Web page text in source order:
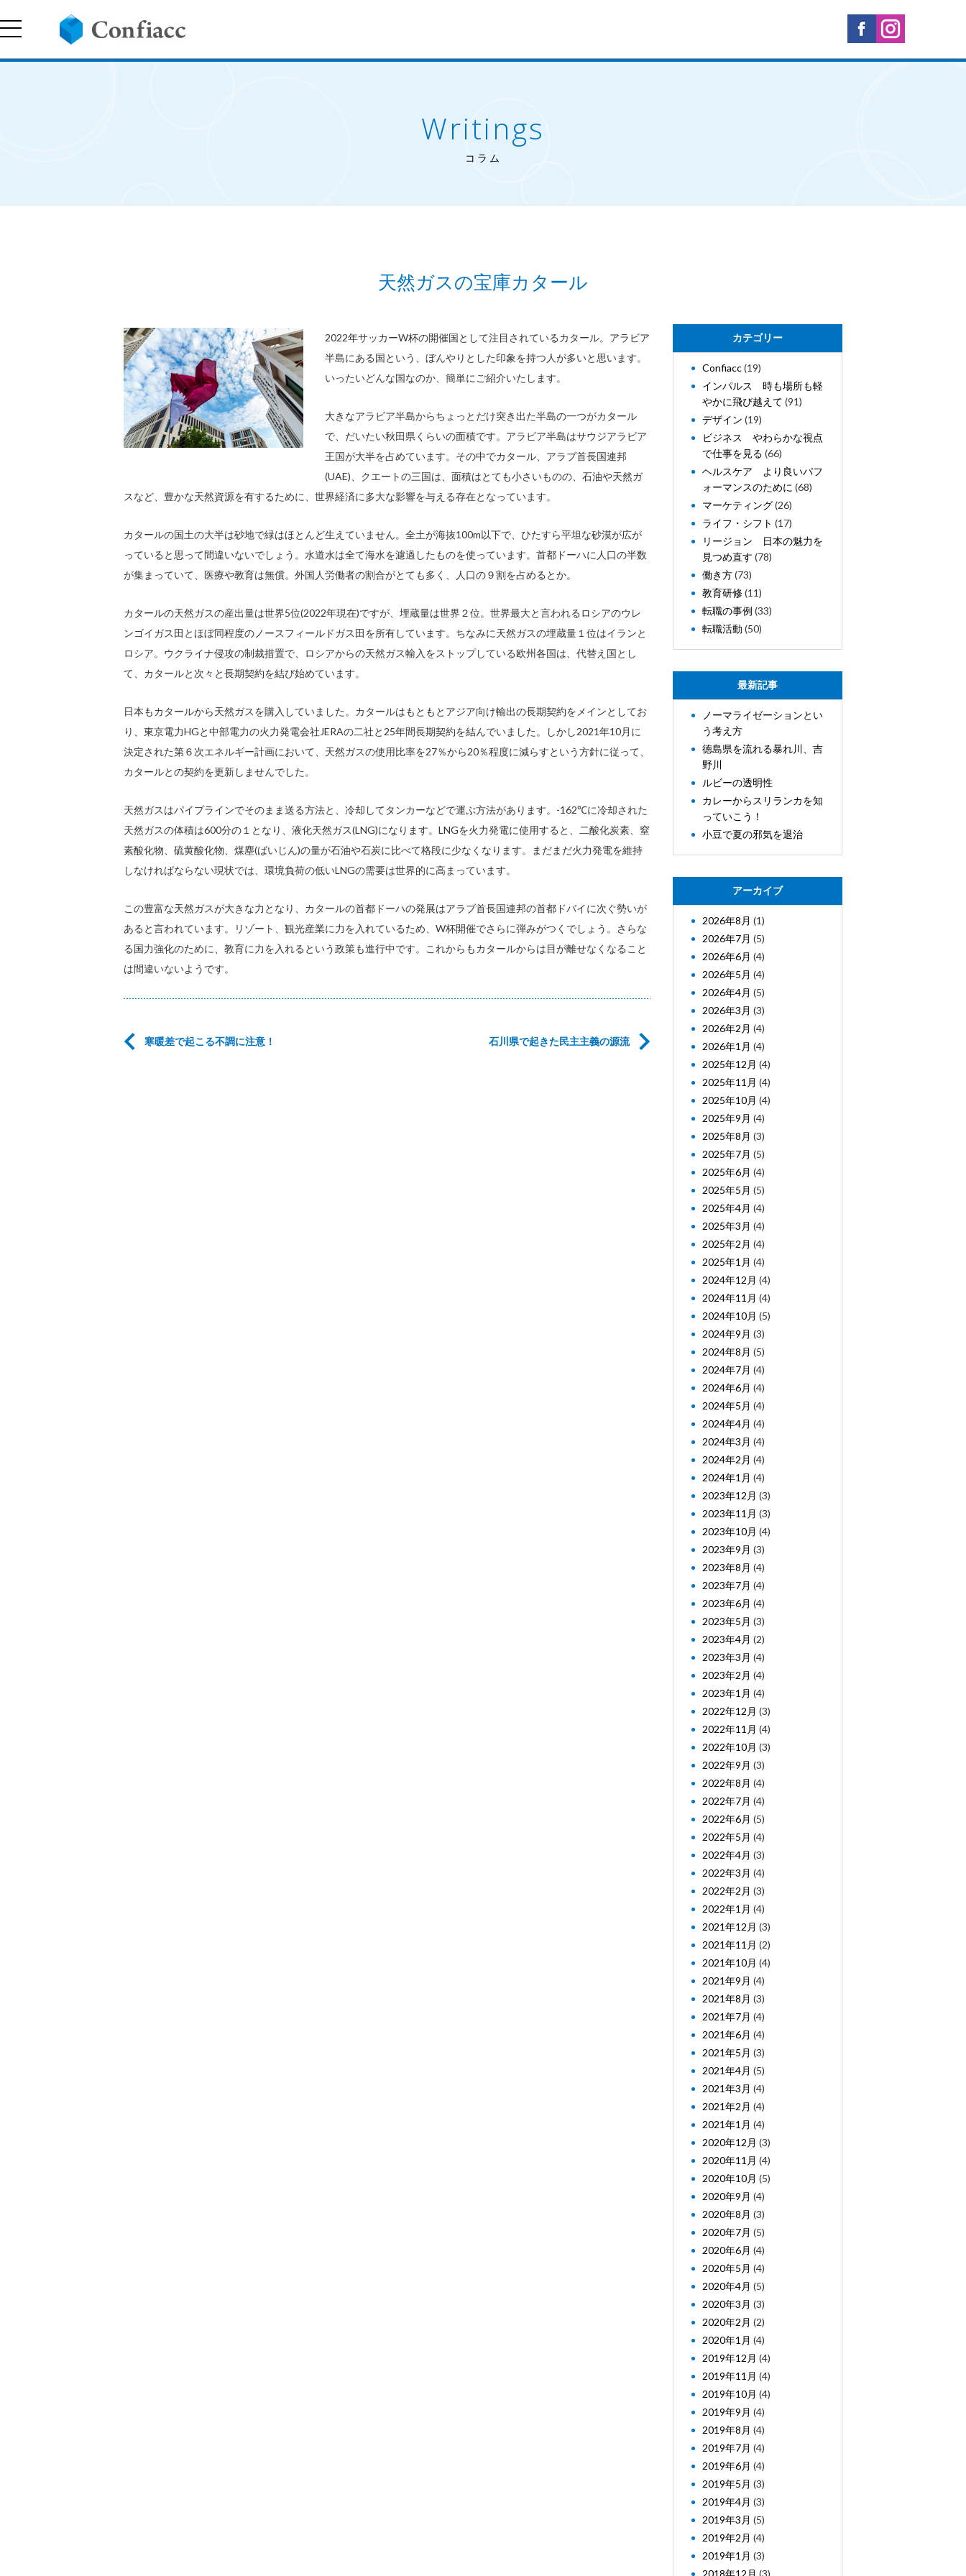
Writings
コラム
天然ガスの宝庫カタール
2022年サッカーW杯の開催国として注目されているカタール。アラビア
半島にある国という、ぼんやりとした印象を持つ人が多いと思います。
いったいどんな国なのか、簡単にご紹介いたします。
大きなアラビア半島からちょっとだけ突き出た半島の一つがカタール
で、だいたい秋田県くらいの面積です。アラビア半島はサウジアラビア
王国が大半を占めています。その中でカタール、アラブ首長国連邦
(UAE)、クエートの三国は、面積はとても小さいものの、石油や天然ガ
スなど、豊かな天然資源を有するために、世界経済に多大な影響を与える存在となっています。
カタールの国土の大半は砂地で緑はほとんど生えていません。全土が海抜100m以下で、ひたすら平坦な砂漠が広が
っていると思って間違いないでしょう。水道水は全て海水を濾過したものを使っています。首都ドーハに人口の半数
が集まっていて、医療や教育は無償。外国人労働者の割合がとても多く、人口の９割を占めるとか。
カタールの天然ガスの産出量は世界5位(2022年現在)ですが、埋蔵量は世界２位。世界最大と言われるロシアのウレ
ンゴイガス田とほぼ同程度のノースフィールドガス田を所有しています。ちなみに天然ガスの埋蔵量１位はイランと
ロシア。ウクライナ侵攻の制裁措置で、ロシアからの天然ガス輸入をストップしている欧州各国は、代替え国とし
て、カタールと次々と長期契約を結び始めています。
日本もカタールから天然ガスを購入していました。カタールはもともとアジア向け輸出の長期契約をメインとしてお
り、東京電力HGと中部電力の火力発電会社JERAの二社と25年間長期契約を結んでいました。しかし2021年10月に
決定された第６次エネルギー計画において、天然ガスの使用比率を27％から20％程度に減らすという方針に従って、
カタールとの契約を更新しませんでした。
天然ガスはパイプラインでそのまま送る方法と、冷却してタンカーなどで運ぶ方法があります。-162℃に冷却された
天然ガスの体積は600分の１となり、液化天然ガス(LNG)になります。LNGを火力発電に使用すると、二酸化炭素、窒
素酸化物、硫黄酸化物、煤塵(ばいじん)の量が石油や石炭に比べて格段に少なくなります。まだまだ火力発電を維持
しなければならない現状では、環境負荷の低いLNGの需要は世界的に高まっています。
この豊富な天然ガスが大きな力となり、カタールの首都ドーハの発展はアラブ首長国連邦の首都ドバイに次ぐ勢いが
あると言われています。リゾート、観光産業に力を入れているため、W杯開催でさらに弾みがつくでしょう。さらな
る国力強化のために、教育に力を入れるという政策も進行中です。これからもカタールからは目が離せなくなること
は間違いないようです。
石川県で起きた民主主義の源流
寒暖差で起こる不調に注意！
カテゴリー
Confiacc(19)
インパルス 時も場所も軽
やかに飛び越えて (91)
デザイン (19)
ビジネス やわらかな視点
で仕事を見る (66)
ヘルスケア より良いパフ
ォーマンスのために (68)
マーケティング(26)
ライフ・シフト (17)
リージョン 日本の魅力を
見つめ直す (78)
働き方(73)
教育研修(11)
転職の事例 (33)
転職活動 (50)
最新記事
ノーマライゼーションとい
う考え方
徳島県を流れる暴れ川、吉
野川
ルビーの透明性
カレーからスリランカを知
っていこう！
小豆で夏の邪気を退治
アーカイブ
2026年8月 (1)
2026年7月 (5)
2026年6月 (4)
2026年5月 (4)
2026年4月 (5)
2026年3月 (3)
2026年2月 (4)
2026年1月 (4)
2025年12月 (4)
2025年11月 (4)
2025年10月 (4)
2025年9月 (4)
2025年8月 (3)
2025年7月 (5)
2025年6月 (4)
2025年5月 (5)
2025年4月 (4)
2025年3月 (4)
2025年2月 (4)
2025年1月 (4)
2024年12月 (4)
2024年11月 (4)
2024年10月 (5)
2024年9月 (3)
2024年8月 (5)
2024年7月 (4)
2024年6月 (4)
2024年5月 (4)
2024年4月 (4)
2024年3月 (4)
2024年2月 (4)
2024年1月 (4)
2023年12月 (3)
2023年11月 (3)
2023年10月 (4)
2023年9月 (3)
2023年8月 (4)
2023年7月 (4)
2023年6月 (4)
2023年5月 (3)
2023年4月 (2)
2023年3月 (4)
2023年2月 (4)
2023年1月 (4)
2022年12月 (3)
2022年11月 (4)
2022年10月 (3)
2022年9月 (3)
2022年8月 (4)
2022年7月 (4)
2022年6月 (5)
2022年5月 (4)
2022年4月 (3)
2022年3月 (4)
2022年2月 (3)
2022年1月 (4)
2021年12月 (3)
2021年11月 (2)
2021年10月 (4)
2021年9月 (4)
2021年8月 (3)
2021年7月 (4)
2021年6月 (4)
2021年5月 (3)
2021年4月 (5)
2021年3月 (4)
2021年2月 (4)
2021年1月 (4)
2020年12月 (3)
2020年11月 (4)
2020年10月 (5)
2020年9月 (4)
2020年8月 (3)
2020年7月 (5)
2020年6月 (4)
2020年5月 (4)
2020年4月 (5)
2020年3月 (3)
2020年2月 (2)
2020年1月 (4)
2019年12月 (4)
2019年11月 (4)
2019年10月 (4)
2019年9月 (4)
2019年8月 (4)
2019年7月 (4)
2019年6月 (4)
2019年5月 (3)
2019年4月 (3)
2019年3月 (5)
2019年2月 (4)
2019年1月 (3)
2018年12月 (3)